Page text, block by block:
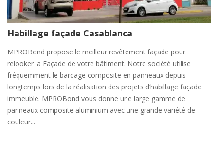
Habillage façade Casablanca
MPROBond propose le meilleur revêtement façade pour
relooker la Façade de votre bâtiment. Notre société utilise
fréquemment le bardage composite en panneaux depuis
longtemps lors de la réalisation des projets d’habillage façade
immeuble. MPROBond vous donne une large gamme de
panneaux composite aluminium avec une grande variété de
couleur...